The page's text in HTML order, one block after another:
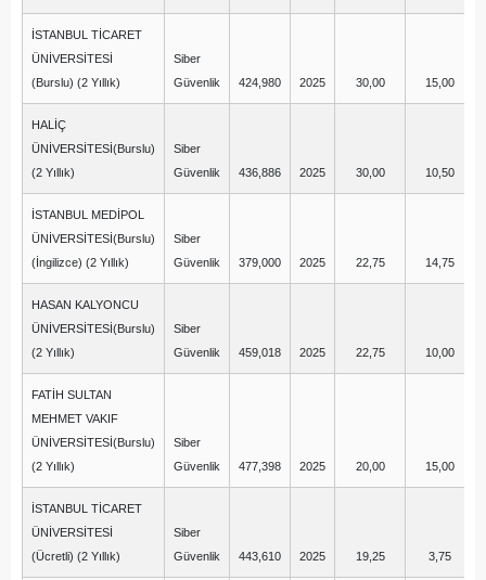
İSTANBUL TİCARET
ÜNİVERSİTESİ
(Burslu) (2 Yıllık)
Siber
Güvenlik
424,980 2025 30,00 15,00
HALİÇ
ÜNİVERSİTESİ(Burslu)
(2 Yıllık)
Siber
Güvenlik
436,886 2025 30,00 10,50
İSTANBUL MEDİPOL
ÜNİVERSİTESİ(Burslu)
(İngilizce) (2 Yıllık)
Siber
Güvenlik
379,000 2025 22,75 14,75
HASAN KALYONCU
ÜNİVERSİTESİ(Burslu)
(2 Yıllık)
Siber
Güvenlik
459,018 2025 22,75 10,00
FATİH SULTAN
MEHMET VAKIF
ÜNİVERSİTESİ(Burslu)
(2 Yıllık)
Siber
Güvenlik
477,398 2025 20,00 15,00
İSTANBUL TİCARET
ÜNİVERSİTESİ
(Ücretli) (2 Yıllık)
Siber
Güvenlik
443,610 2025 19,25 3,75